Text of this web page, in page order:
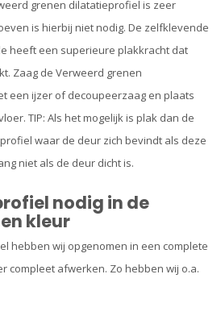
grenen dilatatieprofiel is zeer
is hierbij niet nodig. De zelfklevende
heeft een superieure plakkracht dat
Zaag de Verweerd grenen
een ijzer of decoupeerzaag en plaats
TIP: Als het mogelijk is plak dan de
waar de deur zich bevindt als deze
niet als de deur dicht is.
nodig in de
kleur
hebben wij opgenomen in een complete
compleet afwerken. Zo hebben wij o.a.